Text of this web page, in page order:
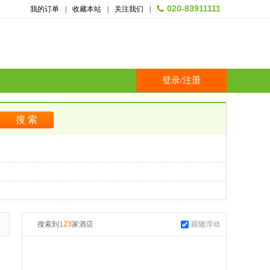
我的订单 收藏本站 关注我们 020-83911111
登录/注册
搜索到 123家酒店 跟随浮动